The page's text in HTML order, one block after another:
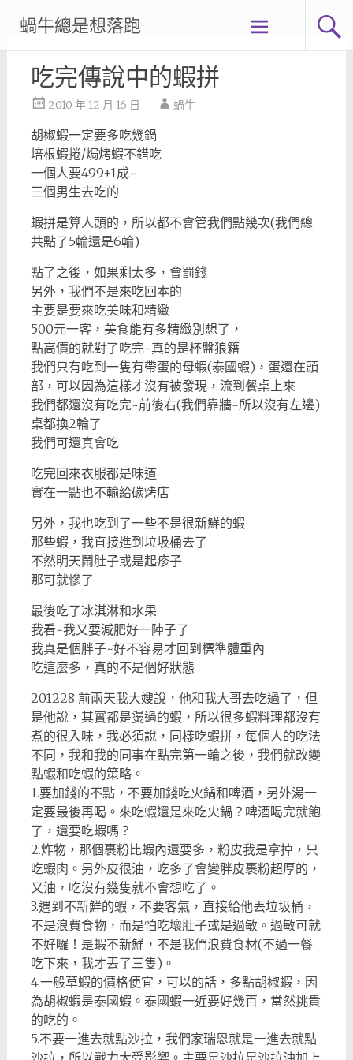
content
蝸牛總是想落跑
吃完傳說中的蝦拼
2010 年 12 月 16 日 蝸牛
胡椒蝦一定要多吃幾鍋
培根蝦捲/焗烤蝦不錯吃
一個人要499+1成~
三個男生去吃的
蝦拼是算人頭的，所以都不會管我們點幾次(我們總
共點了5輪還是6輪)
點了之後，如果剩太多，會罰錢
另外，我們不是來吃回本的
主要是要來吃美味和精緻
500元一客，美食能有多精緻別想了，
點高價的就對了吃完~真的是杯盤狼籍
我們只有吃到一隻有帶蛋的母蝦(泰國蝦)，蛋還在頭
部，可以因為這樣才沒有被發現，流到餐桌上來
我們都還沒有吃完~前後右(我們靠牆~所以沒有左邊)
桌都換2輪了
我們可還真會吃
吃完回來衣服都是味道
實在一點也不輸給碳烤店
另外，我也吃到了一些不是很新鮮的蝦
那些蝦，我直接進到垃圾桶去了
不然明天鬧肚子或是起疹子
那可就慘了
最後吃了冰淇淋和水果
我看~我又要減肥好一陣子了
我真是個胖子~好不容易才回到標準體重內
吃這麼多，真的不是個好狀態
201228 前兩天我大嫂說，他和我大哥去吃過了，但
是他說，其實都是燙過的蝦，所以很多蝦料理都沒有
煮的很入味，我必須說，同樣吃蝦拼，每個人的吃法
不同，我和我的同事在點完第一輪之後，我們就改變
點蝦和吃蝦的策略。
1.要加錢的不點，不要加錢吃火鍋和啤酒，另外湯一
定要最後再喝。來吃蝦還是來吃火鍋？啤酒喝完就飽
了，還要吃蝦嗎？
2.炸物，那個裹粉比蝦內還要多，粉皮我是拿掉，只
吃蝦肉。另外皮很油，吃多了會變胖皮裹粉超厚的，
又油，吃沒有幾隻就不會想吃了。
3.遇到不新鮮的蝦，不要客氣，直接給他丟垃圾桶，
不是浪費食物，而是怕吃壞肚子或是過敏。過敏可就
不好囉！是蝦不新鮮，不是我們浪費食材(不過一餐
吃下來，我才丟了三隻)。
4.一般草蝦的價格便宜，可以的話，多點胡椒蝦，因
為胡椒蝦是泰國蝦。泰國蝦一近要好幾百，當然挑貴
的吃的。
5.不要一進去就點沙拉，我們家瑞恩就是一進去就點